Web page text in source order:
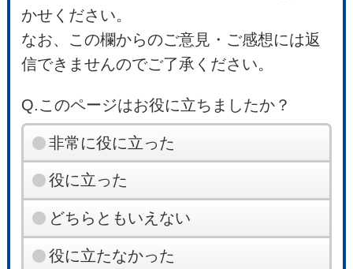
かせください。
なお、この欄からのご意見・ご感想には返
信できませんのでご了承ください。
Q.このページはお役に立ちましたか？
非常に役に立った
役に立った
どちらともいえない
役に立たなかった